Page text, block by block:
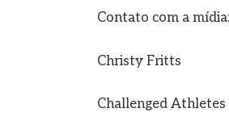
Contato com a
Christy Fritts
Challenged